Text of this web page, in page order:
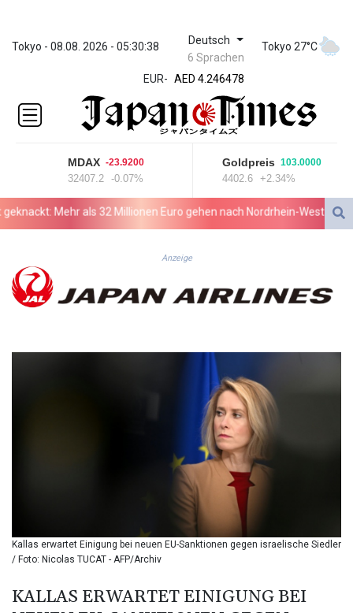
Tokyo - 08.08. 2026 - 05:30:38 Deutsch
6 Sprachen
Tokyo 27°C
EUR-
ZWL 372.279507
AED 4.246478
AED 4.246478
AFN 76.888523
ALL 93.48757
AMD
1061.345207
ARS
1733.058686
AWG 2.082513
BAM 1.961414
BBD 2.328364
BIF 3453.99514
BMD 1.156149
BND 1.48134
BOB 13.739681
BRL 5.892665
BSD 1.156009
BTN 110.002458
BWP 15.603659
BYN 3.442252
BYR
22660.520413
BZD 2.324924
2615.791646
MDAX -23.9200
32407.2 -0.07%
Goldpreis 103.0000
4402.6 +2.34%
Mehr als 32 Millionen Euro gehen nach Nordrhein-Westfalen
Anzeige
Kallas erwartet Einigung bei neuen EU-Sanktionen gegen israelische Siedler
/ Foto: Nicolas TUCAT - AFP/Archiv
KALLAS ERWARTET EINIGUNG BEI